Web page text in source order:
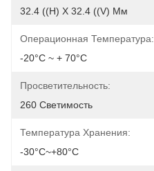
32.4 ((H) X 32.4 ((V) Мм
Операционная Температура:
-20°C ~ + 70°C
Просветительность:
260 Светимость
Температура Хранения:
-30°C~+80°C